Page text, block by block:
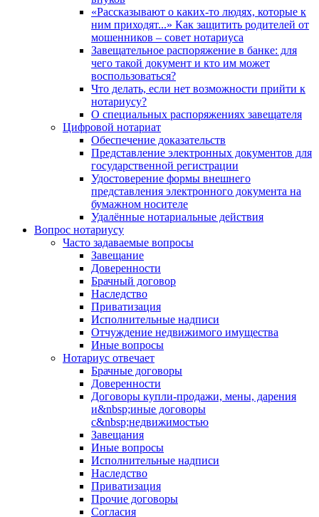
«Рассказывают о каких-то людях, которые к
ним приходят...» Как защитить родителей от
мошенников – совет нотариуса
Завещательное распоряжение в банке: для
чего такой документ и кто им может
воспользоваться?
Что делать, если нет возможности прийти к
нотариусу?
О специальных распоряжениях завещателя
Цифровой нотариат
Обеспечение доказательств
Представление электронных документов для
государственной регистрации
Удостоверение формы внешнего
представления электронного документа на
бумажном носителе
Удалённые нотариальные действия
Вопрос нотариусу
Часто задаваемые вопросы
Завещание
Доверенности
Брачный договор
Наследство
Приватизация
Исполнительные надписи
Отчуждение недвижимого имущества
Иные вопросы
Нотариус отвечает
Брачные договоры
Доверенности
Договоры купли-продажи, мены, дарения
и&nbsp;иные договоры
с&nbsp;недвижимостью
Завещания
Иные вопросы
Исполнительные надписи
Наследство
Приватизация
Прочие договоры
Согласия